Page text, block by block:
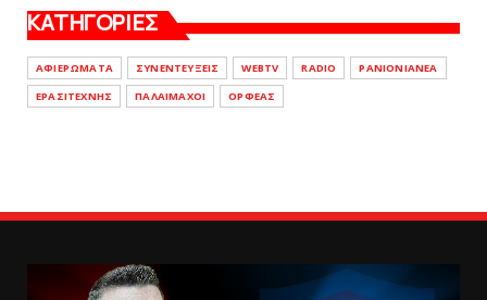
ΚΑΤΗΓΟΡΙΕΣ
ΑΦΙΕΡΩΜΑΤΑ ΣΥΝΕΝΤΕΥΞΕΙΣ WEBTV RADIO
PANIONIANEA
ΕΡΑΣΙΤΕΧΝΗΣ
ΠΑΛΑΙΜΑΧΟΙ ΟΡΦΕΑΣ